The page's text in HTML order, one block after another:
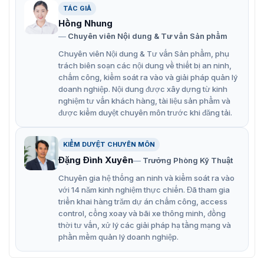
Camera cố định 2MP Hikvision THC-B127-LTS
Camera 2MP Hikvision THC-B127-LTS
có tính năng gì?
Chất lượng hình ảnh 2MP
Độ phân giải 2MP đảm bảo hình ảnh sắc nét, rõ ràng,
giúp bạn quan sát mọi chi tiết một cách dễ dàng. Thiết
bị tự động điều chỉnh độ sáng, giúp hình ảnh không bị
cháy sáng hoặc quá tối, cho hình ảnh ổn định trong mọi
TÁC GIẢ
Hồng Nhung
Chuyên viên Nội dung & Tư vấn Sản phẩm
Chuyên viên Nội dung & Tư vấn Sản phẩm, phụ
trách biên soạn các nội dung về thiết bị an ninh,
chấm công, kiểm soát ra vào và giải pháp quản lý
doanh nghiệp. Nội dung được xây dựng từ kinh
nghiệm tư vấn khách hàng, tài liệu sản phẩm và
được kiểm duyệt chuyên môn trước khi đăng tải.
KIỂM DUYỆT CHUYÊN MÔN
Đặng Đình Xuyên
Trưởng Phòng Kỹ Thuật
Chuyên gia hệ thống an ninh và kiểm soát ra vào
với 14 năm kinh nghiệm thực chiến. Đã tham gia
triển khai hàng trăm dự án chấm công, access
control, cổng xoay và bãi xe thông minh, đồng
thời tư vấn, xử lý các giải pháp hạ tầng mạng và
phần mềm quản lý doanh nghiệp.